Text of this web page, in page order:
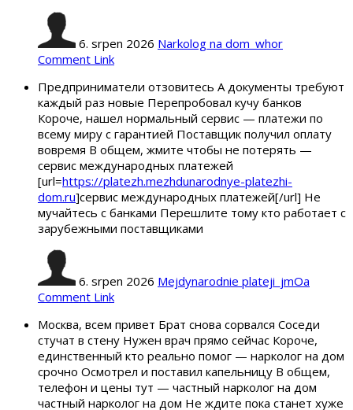
6. srpen 2026 Narkolog na dom_whor
Comment Link
Предприниматели отзовитесь А документы требуют
каждый раз новые Перепробовал кучу банков
Короче, нашел нормальный сервис — платежи по
всему миру с гарантией Поставщик получил оплату
вовремя В общем, жмите чтобы не потерять —
сервис международных платежей
[url=https://platezh.mezhdunarodnye-platezhi-
dom.ru]сервис международных платежей[/url] Не
мучайтесь с банками Перешлите тому кто работает с
зарубежными поставщиками
6. srpen 2026 Mejdynarodnie plateji_jmOa
Comment Link
Москва, всем привет Брат снова сорвался Соседи
стучат в стену Нужен врач прямо сейчас Короче,
единственный кто реально помог — нарколог на дом
срочно Осмотрел и поставил капельницу В общем,
телефон и цены тут — частный нарколог на дом
частный нарколог на дом Не ждите пока станет хуже